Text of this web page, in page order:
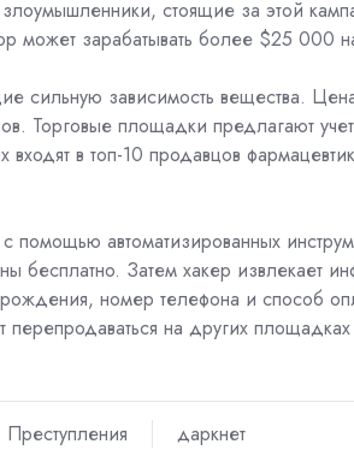
стоящие за этой
может зарабатывать более $25 000
сильную зависимость вещества.
Торговые площадки предлагают
входят в топ-10 продавцов
помощью автоматизированных
бесплатно. Затем хакер извлекает
номер телефона и способ
на других
Преступления даркнет